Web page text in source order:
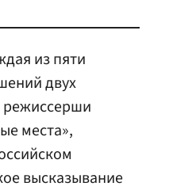
из пяти
двух
места»,
высказывание